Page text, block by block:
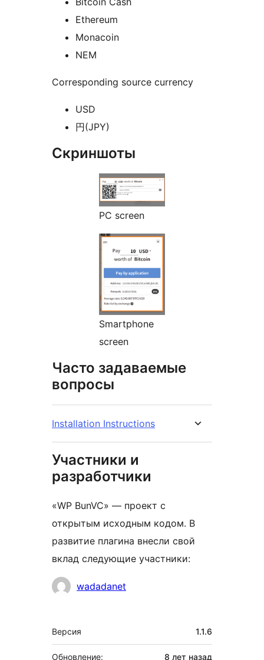
Ethereum
Monacoin
NEM
Corresponding source currency
USD
円(JPY)
Скриншоты
PC screen
Smartphone
screen
Часто задаваемые
вопросы
Installation Instructions
Участники и
разработчики
«WP BunVC» — проект с
открытым исходным кодом. В
развитие плагина внесли свой
вклад следующие участники:
Участникиwadadanet
Мета
Версия 1.1.6
Обновление: 8 лет назад